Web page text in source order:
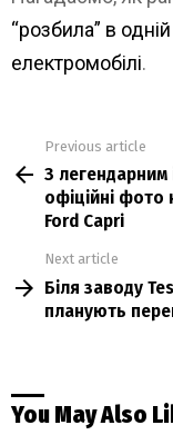
“розбила” в
електромобілі.
more
Previous article
З легендарним
офіційні
Ford Capri
Next article
Біля заводу
планують
You May Also